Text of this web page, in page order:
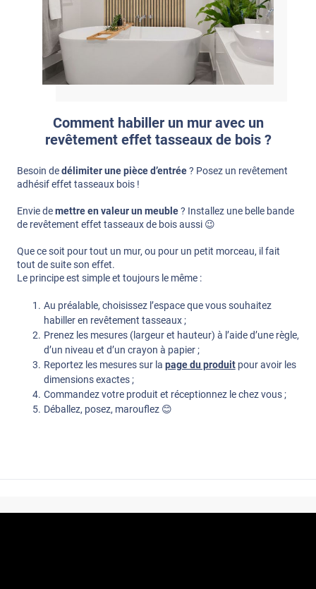
Comment habiller un mur avec un
revêtement effet tasseaux de bois ?
Besoin dedélimiter une pièce d’entrée? Posez un revêtement
adhésif effet tasseaux bois !
Envie demettre en valeur un meuble? Installez une belle bande
de revêtement effet tasseaux de bois aussi 😉
Que ce soit pour tout un mur, ou pour un petit morceau, il fait
tout de suite son effet.
Le principe est simple et toujours le même :
Au préalable, choisissez l’espace que vous souhaitez
habiller en revêtement tasseaux ;
Prenez les mesures (largeur et hauteur) à l’aide d’une règle,
d’un niveau et d’un crayon à papier ;
Reportez les mesures sur la page du produitpour avoir les
dimensions exactes ;
Commandez votre produit et réceptionnez le chez vous ;
Déballez, posez, marouflez 😊